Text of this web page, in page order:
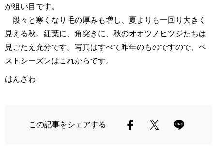
が狙い目です。
段々と寒くなり毛の厚みも増し、夏よりも一回り大きく
見える秋。紅葉に、角突きに、秋のオオツノヒツジたちは
見ごたえ充分です。写真はすべて昨年のものですので、ベ
ストシーズンはこれからです。
はんざわ
この記事をシェアする